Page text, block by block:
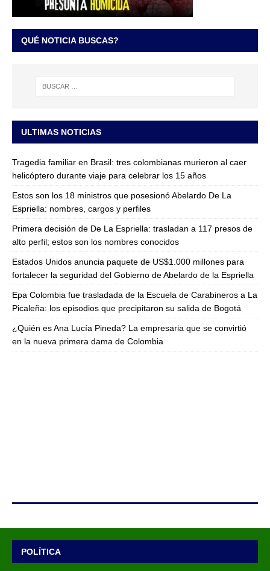
QUÉ NOTICIA BUSCAS?
ULTIMAS NOTICIAS
Tragedia familiar en Brasil: tres colombianas murieron al caer
helicóptero durante viaje para celebrar los 15 años
Estos son los 18 ministros que posesionó Abelardo De La
Espriella: nombres, cargos y perfiles
Primera decisión de De La Espriella: trasladan a 117 presos de
alto perfil; estos son los nombres conocidos
Estados Unidos anuncia paquete de US$1.000 millones para
fortalecer la seguridad del Gobierno de Abelardo de la Espriella
Epa Colombia fue trasladada de la Escuela de Carabineros a La
Picaleña: los episodios que precipitaron su salida de Bogotá
¿Quién es Ana Lucía Pineda? La empresaria que se convirtió
en la nueva primera dama de Colombia
POLÍTICA